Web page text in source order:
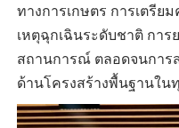
ทางการเกษตร การเตรี
เหตุฉุกเฉินระดับชาติ กา
สถานการณ์ ตลอดจนการ
ด้านโครงสร้างพื้นฐานใน